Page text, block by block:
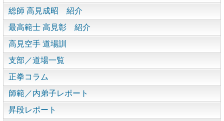
総師 高見成昭 紹介
最高範士 高見彰 紹介
高見空手 道場訓
支部／道場一覧
正拳コラム
師範／内弟子レポート
昇段レポート